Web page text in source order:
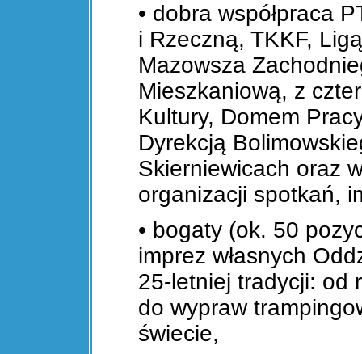
• dobra współpraca
i Rzeczną, TKKF,
Mazowsza
Mieszkaniową, z
Kultury, Domem
Dyrekcją
Skierniewicach oraz
organizacji spotkań,
• bogaty (ok. 50
imprez własnych
25-letniej tradycji: od
do wypraw
świecie,